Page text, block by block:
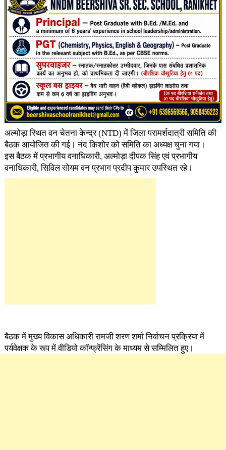
अल्मोड़ा स्थित वन चेतना केन्द्र (NTD) में जिला परामर्शदात्री समिति की
बैठक आयोजित की गई। नंद किशोर को समिति का अध्यक्ष चुना गया।
इस बैठक में प्रभागीय वनाधिकारी, अल्मोड़ा दीपक सिंह एवं प्रभागीय
वनाधिकारी, सिविल सोयम वन प्रभाग प्रदीप कुमार उपस्थित रहे।
बैठक में मुख्य विकास अधिकारी रामजी शरण शर्मा निर्वाचन प्रक्रिया में
पर्यवेक्षक के रूप में वीडियो कॉन्फ्रेंसिंग के माध्यम से सम्मिलित हुए।